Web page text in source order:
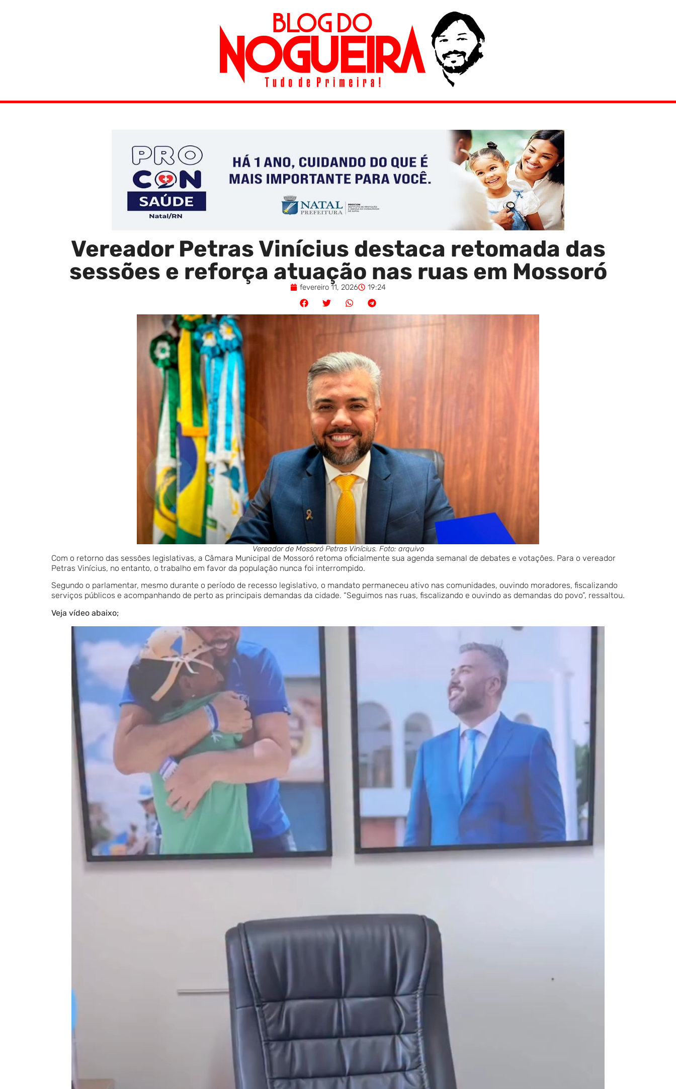
Vereador Petras Vinícius destaca retomada das
sessões e reforça atuação nas ruas em Mossoró
fevereiro 11, 2026 19:24
Vereador de Mossoró Petras Vinícius. Foto: arquivo
Com o retorno das sessões legislativas, a Câmara Municipal de Mossoró retoma oficialmente sua agenda semanal de debates e votações. Para o vereador
Petras Vinícius, no entanto, o trabalho em favor da população nunca foi interrompido.
Segundo o parlamentar, mesmo durante o período de recesso legislativo, o mandato permaneceu ativo nas comunidades, ouvindo moradores, fiscalizando
serviços públicos e acompanhando de perto as principais demandas da cidade. “Seguimos nas ruas, fiscalizando e ouvindo as demandas do povo”, ressaltou.
Veja vídeo abaixo;